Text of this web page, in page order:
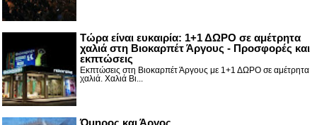
Τώρα είναι ευκαιρία: 1+1 ΔΩΡΟ σε αμέτρητα
χαλιά στη Βιοκαρπέτ Άργους - Προσφορές και
εκπτώσεις
Εκπτώσεις στη Βιοκαρπέτ Άργους με 1+1 ΔΩΡΟ σε αμέτρητα
χαλιά. Χαλιά Βι...